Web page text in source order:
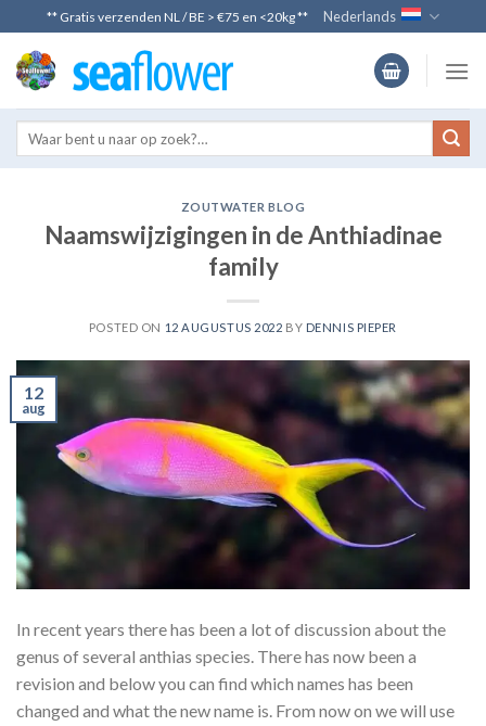
to
content
** Gratis verzenden NL / BE > €75 en <20kg ** Nederlands
ZOUTWATER BLOG
Naamswijzigingen in de Anthiadinae
family
POSTED ON 12 AUGUSTUS 2022 BY DENNIS PIEPER
12
aug
In recent years there has been a lot of discussion about the
genus of several anthias species. There has now been a
revision and below you can find which names has been
changed and what the new name is. From now on we will use